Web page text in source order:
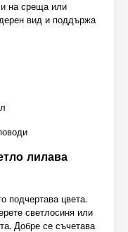
и на среща или
вид и поддържа
лилава
подчертава цвета.
светлосиня или
Добре се съчетава